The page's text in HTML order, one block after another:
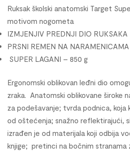
Ruksak školski anatomski Target
motivom nogometa
IZMJENJIV PREDNJI DIO RUKSAKA
PRSNI REMEN NA NARAMENICAMA
SUPER LAGANI – 850 g
Ergonomski oblikovan leđni dio
zraka. Anatomski oblikovane široke
za podešavanje; tvrda podnica, koja
od oštećenja; snažno reflektirajući,
izrađen je od materijala koji odbija
knjige; pretinci na bočnim stranama